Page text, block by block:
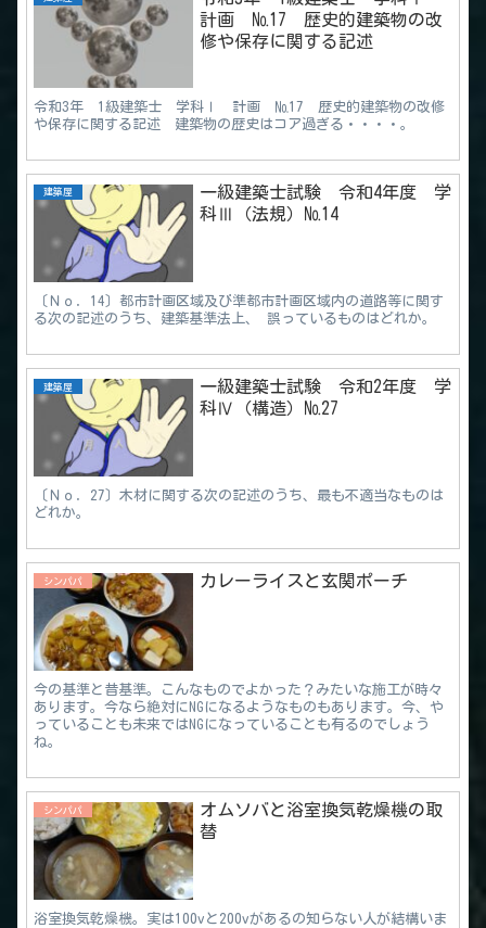
計画 №17 歴史的建築物の改
修や保存に関する記述
令和3年 1級建築士 学科Ⅰ 計画 №17 歴史的建築物の改修
や保存に関する記述 建築物の歴史はコア過ぎる・・・・。
建築屋
一級建築士試験 令和4年度 学
科Ⅲ（法規）№14
〔Ｎｏ．14〕都市計画区域及び準都市計画区域内の道路等に関す
る次の記述のうち、建築基準法上、 誤っているものはどれか。
建築屋
一級建築士試験 令和2年度 学
科Ⅳ（構造）№27
〔Ｎｏ．27〕木材に関する次の記述のうち、最も不適当なものは
どれか。
シンパパ カレーライスと玄関ポーチ
今の基準と昔基準。こんなものでよかった？みたいな施工が時々
あります。今なら絶対にNGになるようなものもあります。今、や
っていることも未来ではNGになっていることも有るのでしょう
ね。
シンパパ
オムソバと浴室換気乾燥機の取
替
浴室換気乾燥機。実は100vと200vがあるの知らない人が結構いま